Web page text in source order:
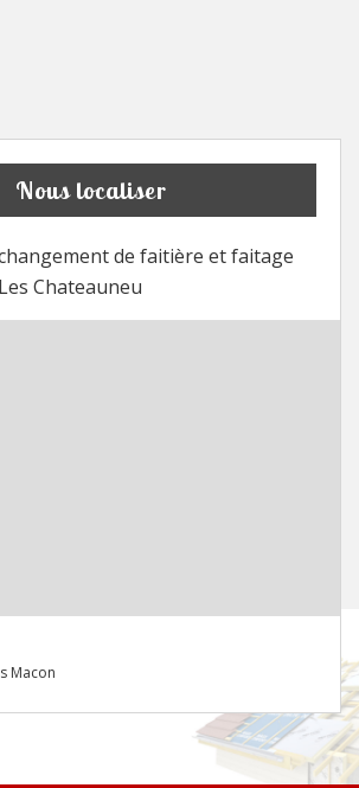
Nous localiser
de faitière et faitage
Chateauneu
Macon